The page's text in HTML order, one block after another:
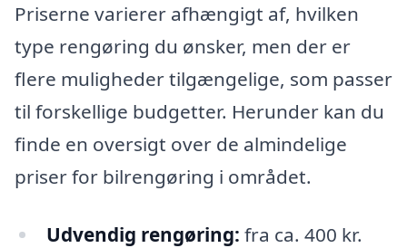
Priserne varierer afhængigt af, hvilken
type rengøring du ønsker, men der er
flere muligheder tilgængelige, som passer
til forskellige budgetter. Herunder kan du
finde en oversigt over de almindelige
priser for bilrengøring i området.
Udvendig rengøring: fra ca. 400 kr.